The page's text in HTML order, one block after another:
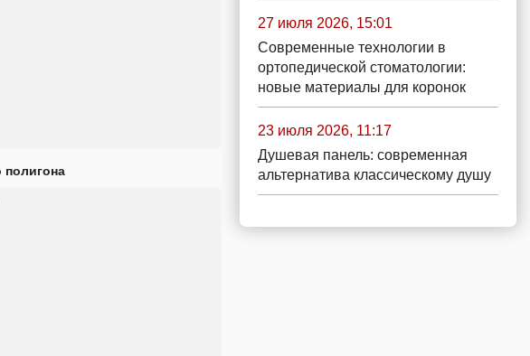
полигона
27 июля 2026, 15:01
Современные технологии в
ортопедической стоматологии:
новые материалы для коронок
23 июля 2026, 11:17
Душевая панель: современная
альтернатива классическому душу